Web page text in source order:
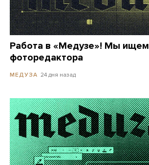
Работа в «Медузе»! Мы ищем
фоторедактора
МЕДУЗА 24 дня назад